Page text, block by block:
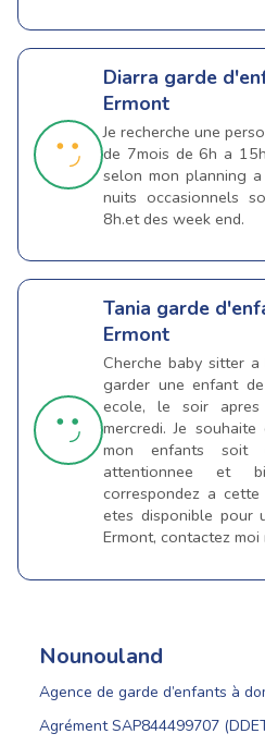
Diarra garde
Ermont
Je recherche une
de 7mois de 6h a
selon mon planning
nuits occasionnels
8h.et des week end.
Tania garde
Ermont
Cherche baby sitter
garder une enfant
ecole, le soir
mercredi. Je
mon enfants soit
attentionnee et
correspondez a
etes disponible pour
Ermont, contactez moi
Nounouland
Agence de garde d’enfants à
Agrément SAP844499707